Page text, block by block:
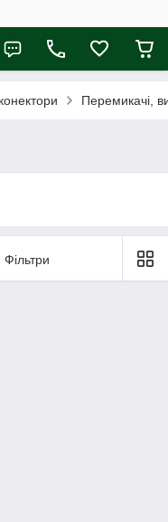
Перемикачі,
Фільтри